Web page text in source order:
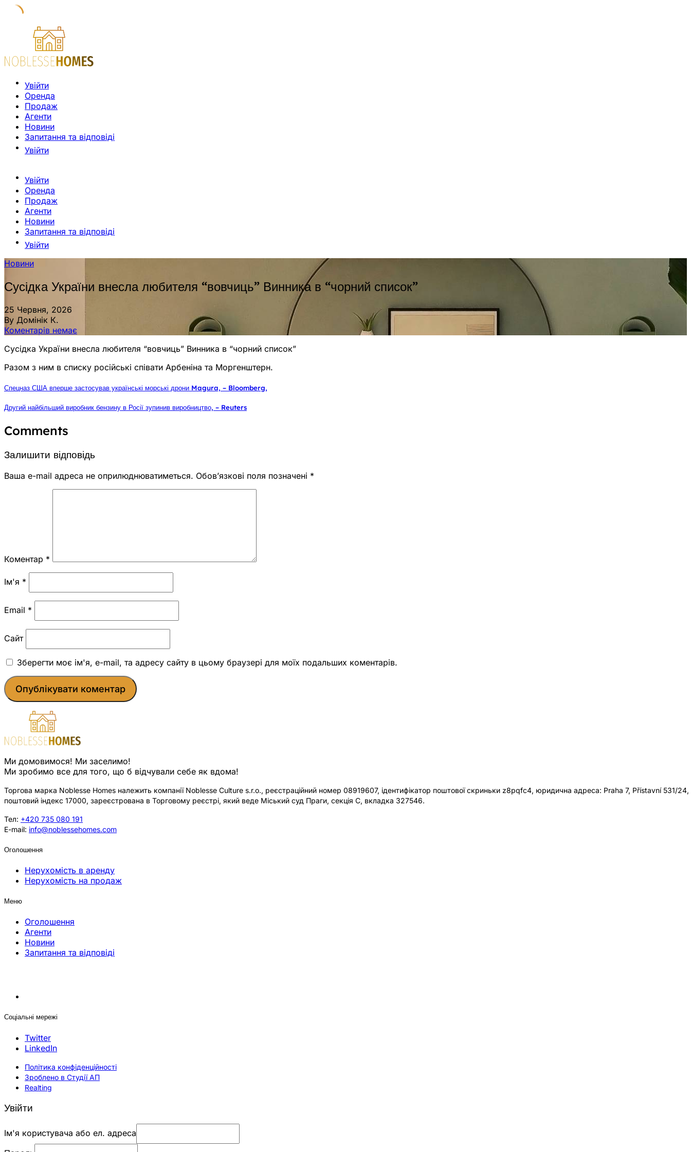
Увійти
Оренда
Продаж
Агенти
Новини
Запитання та відповіді
Увійти
Увійти
Оренда
Продаж
Агенти
Новини
Запитання та відповіді
Увійти
Новини
Сусідка України внесла любителя “вовчиць” Винника в “чорний список”
25 Червня, 2026
By Домінік К.
Коментарів немає
Сусідка України внесла любителя “вовчиць” Винника в “чорний список”
Разом з ним в списку російські співати Арбеніна та Моргенштерн.
Спецназ США вперше застосував українські морські дрони Magura, – Bloomberg,
Другий найбільший виробник бензину в Росії зупинив виробництво, – Reuters
Comments
Залишити відповідь
Ваша e-mail адреса не оприлюднюватиметься. Обов’язкові поля позначені *
Коментар *
Ім'я *
Email *
Сайт
Зберегти моє ім'я, e-mail, та адресу сайту в цьому браузері для моїх подальших коментарів.
Ми домовимося! Ми заселимо!
Ми зробимо все для того, що б відчували себе як вдома!
Торгова марка Noblesse Homes належить компанії Noblesse Culture s.r.o., реєстраційний номер 08919607, ідентифікатор поштової скриньки z8pqfc4, юридична адреса: Praha 7, Přístavní 531/24,
поштовий індекс 17000, зареєстрована в Торговому реєстрі, який веде Міський суд Праги, секція C, вкладка 327546.
Тел: +420 735 080 191
E-mail: info@noblessehomes.com
Оголошення
Нерухомість в аренду
Нерухомість на продаж
Меню
Оголошення
Агенти
Новини
Запитання та відповіді
Соціальні мережі
Twitter
LinkedIn
Політика конфіденційності
Зроблено в Студії АП
Realting
Увійти
Ім'я користувача або ел. адреса